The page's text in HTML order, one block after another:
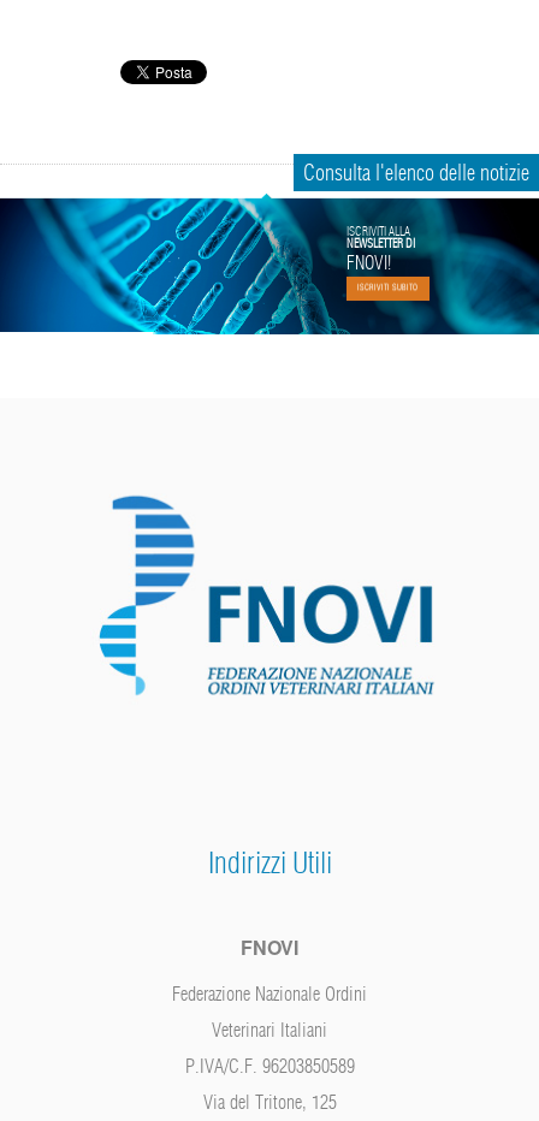
Consulta l'elenco delle notizie
FNOVI!
ISCRIVITI SUBITO
ISCRIVITI ALLA
NEWSLETTER DI
Indirizzi Utili
FNOVI
Federazione Nazionale Ordini
Veterinari Italiani
P.IVA/C.F. 96203850589
Via del Tritone, 125